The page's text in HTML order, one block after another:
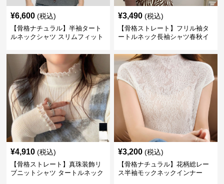
¥6,600 (税込)
【骨格ナチュラル】半袖タート
ルネックシャツ スリムフィット
¥3,490 (税込)
【骨格ストレート】フリル袖タ
ートルネック長袖シャツ春秋イ
¥4,910 (税込)
【骨格ストレート】真珠装飾リ
ブニットシャツ タートルネック
¥3,200 (税込)
【骨格ナチュラル】花柄総レー
ス半袖モックネックインナー